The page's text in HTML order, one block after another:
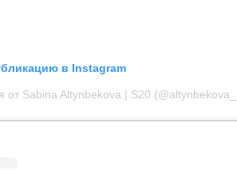
в Instagram
от Sabina Altynbekova | S20